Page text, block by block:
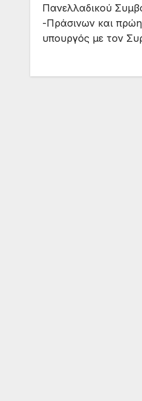
Πανελλαδικού
-Πράσινων και
υπουργός με τον